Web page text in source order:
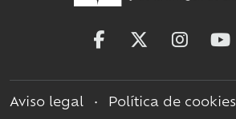
Aviso legal • Política de cookies